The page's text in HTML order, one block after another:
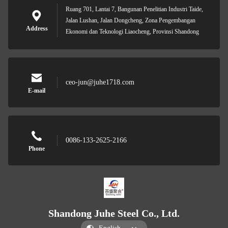
Address
Ruang 701, Lantai 7, Bangunan Penelitian Industri Taide,
Jalan Lushan, Jalan Dongcheng, Zona Pengembangan
Ekonomi dan Teknologi Liaocheng, Provinsi Shandong
E-mail
ceo-jun@juhe1718.com
Phone
0086-133-2625-2166
Shandong Juhe Steel Co., Ltd.